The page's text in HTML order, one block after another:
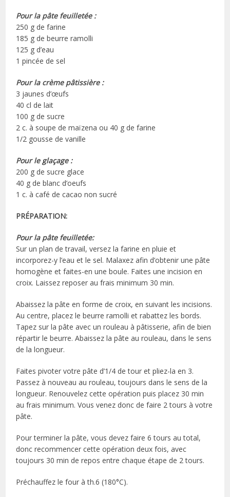
Pour la pâte feuilletée :
250 g de farine
185 g de beurre ramolli
125 g d’eau
1 pincée de sel
Pour la crème pâtissière :
3 jaunes d’œufs
40 cl de lait
100 g de sucre
2 c. à soupe de maïzena ou 40 g de farine
1/2 gousse de vanille
Pour le glaçage :
200 g de sucre glace
40 g de blanc d’oeufs
1 c. à café de cacao non sucré
PRÉPARATION:
Pour la pâte feuilletée:
Sur un plan de travail, versez la farine en pluie et
incorporez-y l’eau et le sel. Malaxez afin d’obtenir une pâte
homogène et faites-en une boule. Faites une incision en
croix. Laissez reposer au frais minimum 30 min.
Abaissez la pâte en forme de croix, en suivant les incisions.
Au centre, placez le beurre ramolli et rabattez les bords.
Tapez sur la pâte avec un rouleau à pâtisserie, afin de bien
répartir le beurre. Abaissez la pâte au rouleau, dans le sens
de la longueur.
Faites pivoter votre pâte d’1/4 de tour et pliez-la en 3.
Passez à nouveau au rouleau, toujours dans le sens de la
longueur. Renouvelez cette opération puis placez 30 min
au frais minimum. Vous venez donc de faire 2 tours à votre
pâte.
Pour terminer la pâte, vous devez faire 6 tours au total,
donc recommencer cette opération deux fois, avec
toujours 30 min de repos entre chaque étape de 2 tours.
Préchauffez le four à th.6 (180°C).